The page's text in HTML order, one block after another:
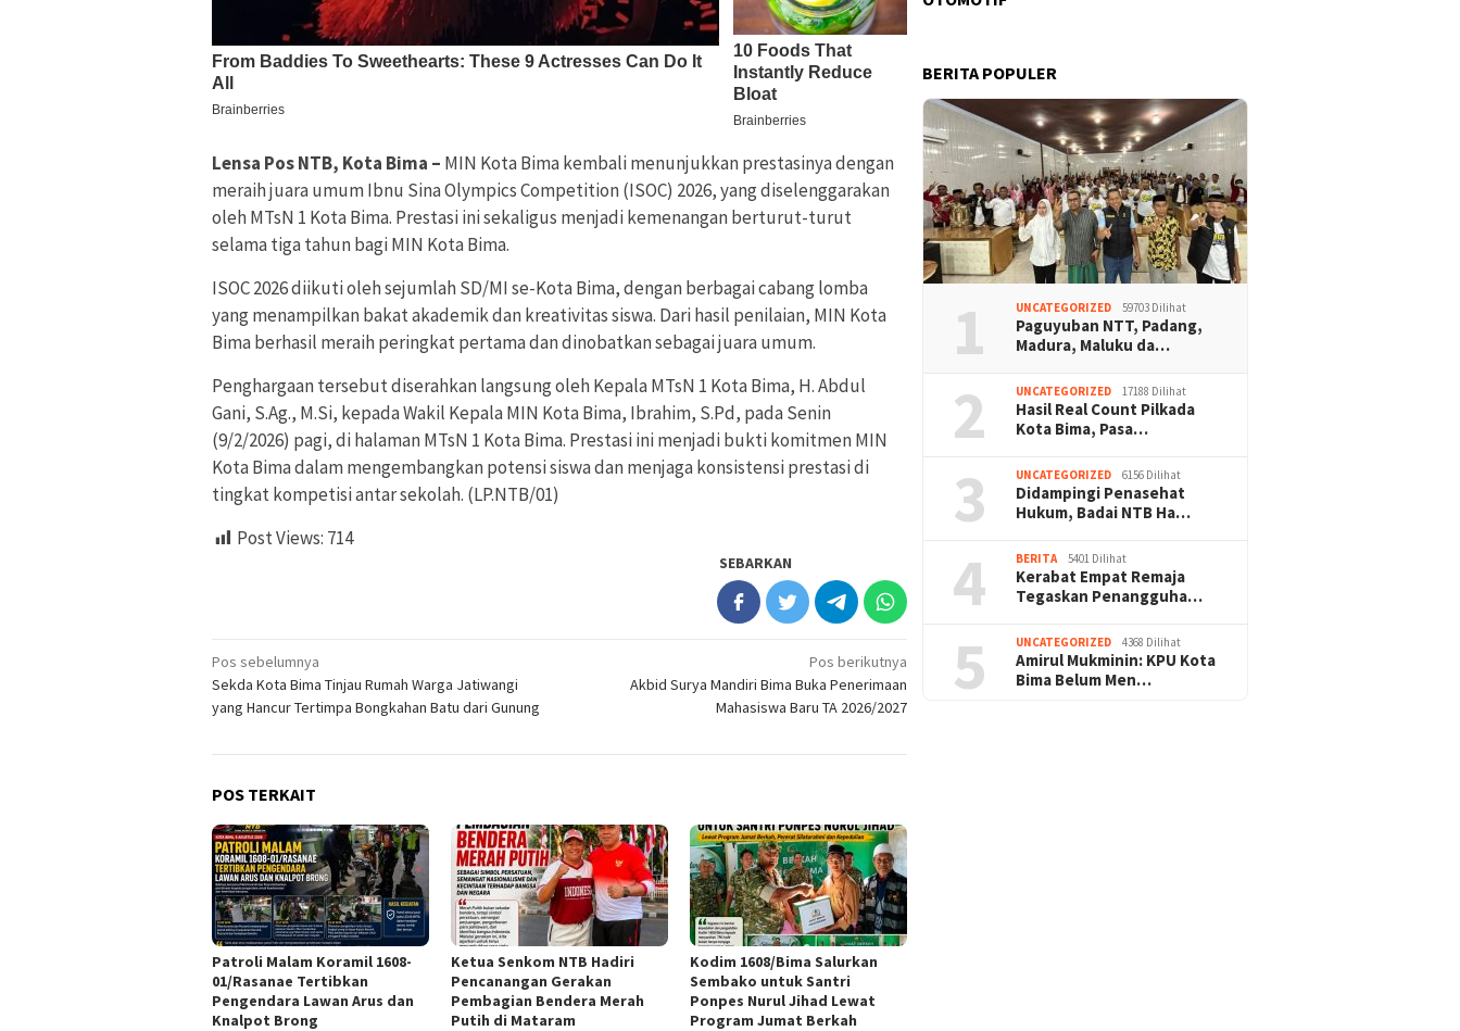
Lensa Pos NTB, Kota Bima – MIN Kota Bima kembali menunjukkan prestasinya dengan
meraih juara umum Ibnu Sina Olympics Competition (ISOC) 2026, yang diselenggarakan
oleh MTsN 1 Kota Bima. Prestasi ini sekaligus menjadi kemenangan berturut-turut
selama tiga tahun bagi MIN Kota Bima.
ISOC 2026 diikuti oleh sejumlah SD/MI se-Kota Bima, dengan berbagai cabang lomba
yang menampilkan bakat akademik dan kreativitas siswa. Dari hasil penilaian, MIN Kota
Bima berhasil meraih peringkat pertama dan dinobatkan sebagai juara umum.
Penghargaan tersebut diserahkan langsung oleh Kepala MTsN 1 Kota Bima, H. Abdul
Gani, S.Ag., M.Si, kepada Wakil Kepala MIN Kota Bima, Ibrahim, S.Pd, pada Senin
(9/2/2026) pagi, di halaman MTsN 1 Kota Bima. Prestasi ini menjadi bukti komitmen MIN
Kota Bima dalam mengembangkan potensi siswa dan menjaga konsistensi prestasi di
tingkat kompetisi antar sekolah. (LP.NTB/01)
Post Views: 714
SEBARKAN
Navigasi
pos
Pos sebelumnya
Sekda Kota Bima Tinjau Rumah Warga Jatiwangi
yang Hancur Tertimpa Bongkahan Batu dari Gunung
Pos berikutnya
Akbid Surya Mandiri Bima Buka Penerimaan
Mahasiswa Baru TA 2026/2027
POS TERKAIT
Patroli Malam Koramil 1608-
01/Rasanae Tertibkan
Pengendara Lawan Arus dan
Knalpot Brong
Ketua Senkom NTB Hadiri
Pencanangan Gerakan
Pembagian Bendera Merah
Putih di Mataram
Kodim 1608/Bima Salurkan
Sembako untuk Santri
Ponpes Nurul Jihad Lewat
Program Jumat Berkah
BERITA POPULER
1 UNCATEGORIZED 59703 Dilihat
Paguyuban NTT, Padang,
Madura, Maluku da…
2 UNCATEGORIZED 17188 Dilihat
Hasil Real Count Pilkada
Kota Bima, Pasa…
3 UNCATEGORIZED 6156 Dilihat
Didampingi Penasehat
Hukum, Badai NTB Ha…
4 BERITA 5401 Dilihat
Kerabat Empat Remaja
Tegaskan Penangguha…
5 UNCATEGORIZED 4368 Dilihat
Amirul Mukminin: KPU Kota
Bima Belum Men…